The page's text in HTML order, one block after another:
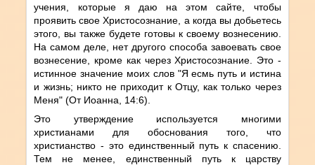
учения, которые я даю на этом сайте, чтобы
проявить свое Христосознание, а когда вы добьетесь
этого, вы также будете готовы к своему вознесению.
На самом деле, нет другого способа завоевать свое
вознесение, кроме как через Христосознание. Это -
истинное значение моих слов "Я есмь путь и истина
и жизнь; никто не приходит к Отцу, как только через
Меня" (От Иоанна, 14:6).
Это утверждение используется многими
христианами для обоснования того, что
христианство - это единственный путь к спасению.
Тем не менее, единственный путь к царству